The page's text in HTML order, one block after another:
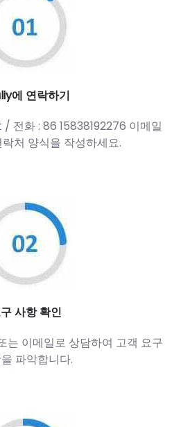
에 연락하기
화 : 86 15838192276 이메일
처 양식을 작성하세요.
사항 확인
는 이메일로 상담하여 고객 요구
파악합니다.